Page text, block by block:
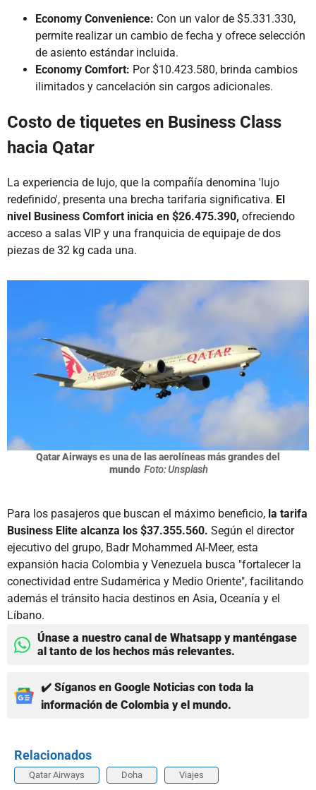
Economy Convenience: Con un valor de $5.331.330,
permite realizar un cambio de fecha y ofrece selección
de asiento estándar incluida.
Economy Comfort: Por $10.423.580, brinda cambios
ilimitados y cancelación sin cargos adicionales.
Costo de tiquetes en Business Class
hacia Qatar
La experiencia de lujo, que la compañía denomina 'lujo
redefinido', presenta una brecha tarifaria significativa. El
nivel Business Comfort inicia en $26.475.390, ofreciendo
acceso a salas VIP y una franquicia de equipaje de dos
piezas de 32 kg cada una.
Qatar Airways es una de las aerolíneas más grandes del
mundo Foto: Unsplash
Para los pasajeros que buscan el máximo beneficio, la tarifa
Business Elite alcanza los $37.355.560. Según el director
ejecutivo del grupo, Badr Mohammed Al-Meer, esta
expansión hacia Colombia y Venezuela busca "fortalecer la
conectividad entre Sudamérica y Medio Oriente", facilitando
además el tránsito hacia destinos en Asia, Oceanía y el
Líbano.
Únase a nuestro canal de Whatsapp y manténgase
al tanto de los hechos más relevantes.
✔️ Síganos en Google Noticias con toda la
información de Colombia y el mundo.
Relacionados
Qatar Airways Doha Viajes